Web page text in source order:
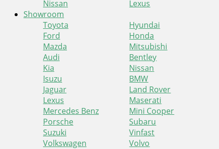
Nissan
Lexus
Showroom
Toyota
Hyundai
Ford
Honda
Mazda
Mitsubishi
Audi
Bentley
Kia
Nissan
Isuzu
BMW
Jaguar
Land Rover
Lexus
Maserati
Mercedes Benz
Mini Cooper
Porsche
Subaru
Suzuki
Vinfast
Volkswagen
Volvo